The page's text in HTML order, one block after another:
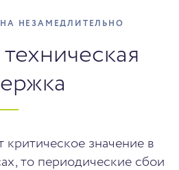
НЕЗАМЕДЛИТЕЛЬНО
значение в
то периодические сбои